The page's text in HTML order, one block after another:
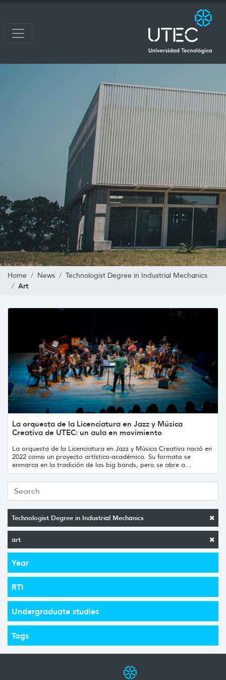
Home News Technologist Degree in Industrial Mechanics
Art
Technologist Degree in Industrial Mechanics
art
Year
RTI
Undergraduate studies
Tags
La orquesta de la Licenciatura en Jazz y Música
Creativa de UTEC: un aula en movimiento
La orquesta de la Licenciatura en Jazz y Música Creativa nació en
2022 como un proyecto artístico-académico. Su formato se
enmarca en la tradición de las big bands, pero se abre a...